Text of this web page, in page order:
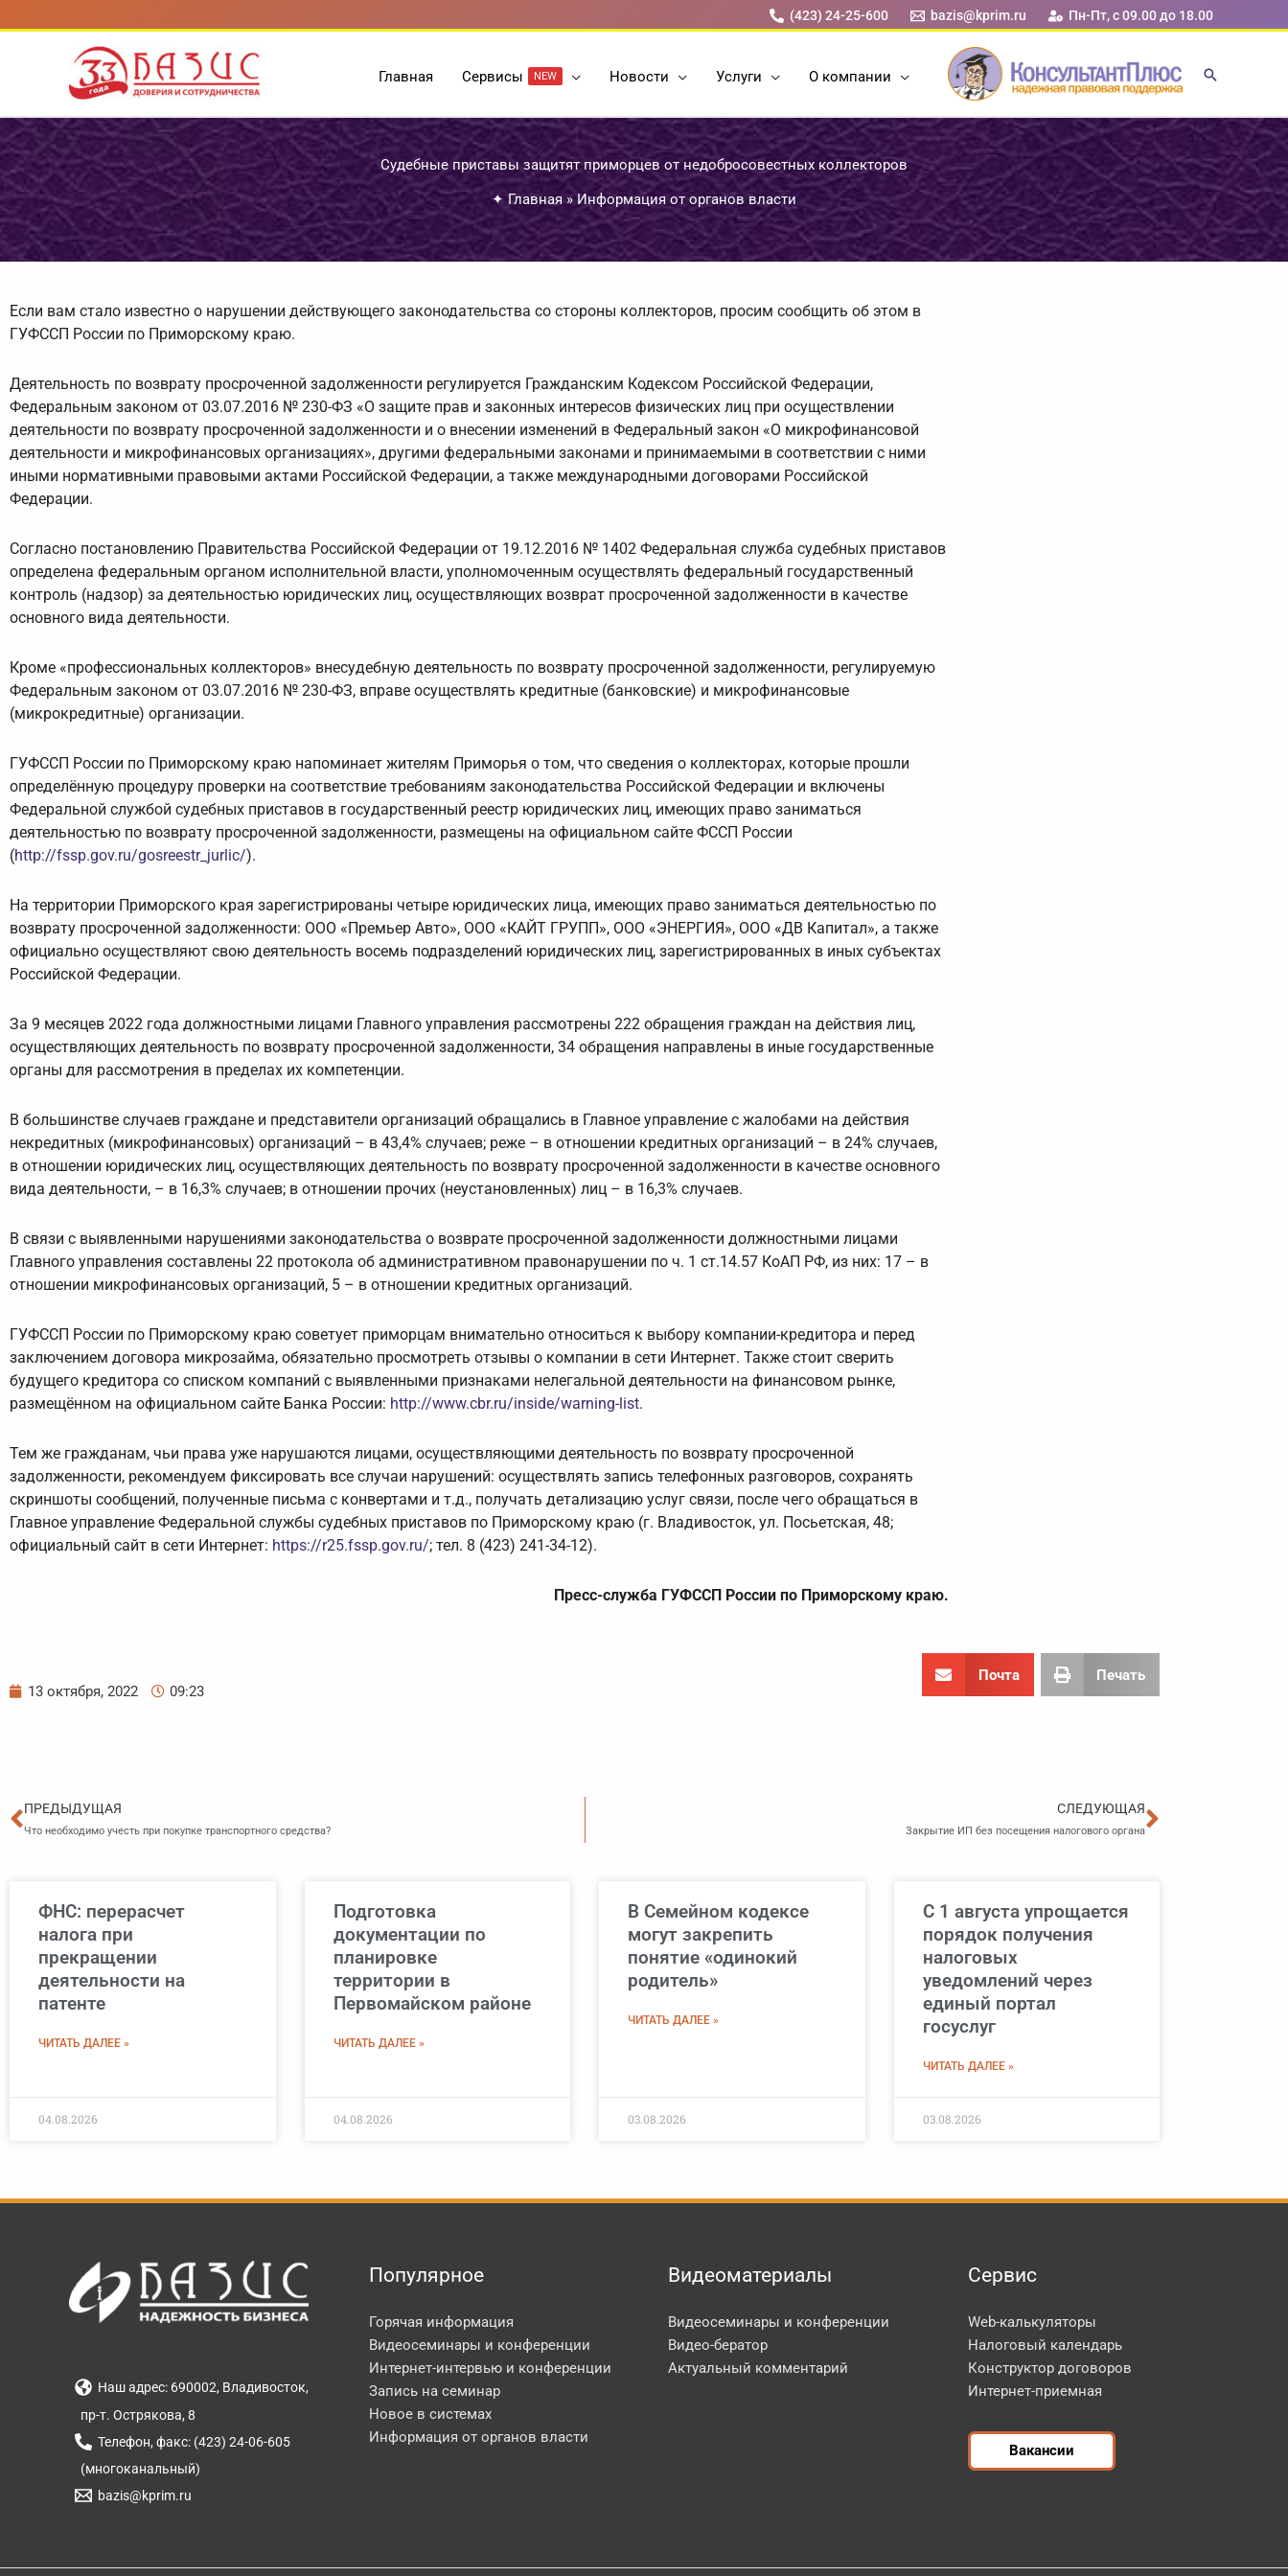
к
содержимому
(423) 24-25-600 bazis@kprim.ru Пн-Пт, с 09.00 до 18.00
Главная Cервисы NEW Новости Услуги О компании
Судебные приставы защитят приморцев от недобросовестных коллекторов
✦ Главная » Информация от органов власти
Если вам стало известно о нарушении действующего законодательства со стороны коллекторов, просим сообщить об этом в
ГУФССП России по Приморскому краю.
Деятельность по возврату просроченной задолженности регулируется Гражданским Кодексом Российской Федерации,
Федеральным законом от 03.07.2016 № 230-ФЗ «О защите прав и законных интересов физических лиц при осуществлении
деятельности по возврату просроченной задолженности и о внесении изменений в Федеральный закон «О микрофинансовой
деятельности и микрофинансовых организациях», другими федеральными законами и принимаемыми в соответствии с ними
иными нормативными правовыми актами Российской Федерации, а также международными договорами Российской
Федерации.
Согласно постановлению Правительства Российской Федерации от 19.12.2016 № 1402 Федеральная служба судебных приставов
определена федеральным органом исполнительной власти, уполномоченным осуществлять федеральный государственный
контроль (надзор) за деятельностью юридических лиц, осуществляющих возврат просроченной задолженности в качестве
основного вида деятельности.
Кроме «профессиональных коллекторов» внесудебную деятельность по возврату просроченной задолженности, регулируемую
Федеральным законом от 03.07.2016 № 230-ФЗ, вправе осуществлять кредитные (банковские) и микрофинансовые
(микрокредитные) организации.
ГУФССП России по Приморскому краю напоминает жителям Приморья о том, что сведения о коллекторах, которые прошли
определённую процедуру проверки на соответствие требованиям законодательства Российской Федерации и включены
Федеральной службой судебных приставов в государственный реестр юридических лиц, имеющих право заниматься
деятельностью по возврату просроченной задолженности, размещены на официальном сайте ФССП России
(http://fssp.gov.ru/gosreestr_jurlic/).
На территории Приморского края зарегистрированы четыре юридических лица, имеющих право заниматься деятельностью по
возврату просроченной задолженности: ООО «Премьер Авто», ООО «КАЙТ ГРУПП», ООО «ЭНЕРГИЯ», ООО «ДВ Капитал», а также
официально осуществляют свою деятельность восемь подразделений юридических лиц, зарегистрированных в иных субъектах
Российской Федерации.
За 9 месяцев 2022 года должностными лицами Главного управления рассмотрены 222 обращения граждан на действия лиц,
осуществляющих деятельность по возврату просроченной задолженности, 34 обращения направлены в иные государственные
органы для рассмотрения в пределах их компетенции.
В большинстве случаев граждане и представители организаций обращались в Главное управление с жалобами на действия
некредитных (микрофинансовых) организаций – в 43,4% случаев; реже – в отношении кредитных организаций – в 24% случаев,
в отношении юридических лиц, осуществляющих деятельность по возврату просроченной задолженности в качестве основного
вида деятельности, – в 16,3% случаев; в отношении прочих (неустановленных) лиц – в 16,3% случаев.
В связи с выявленными нарушениями законодательства о возврате просроченной задолженности должностными лицами
Главного управления составлены 22 протокола об административном правонарушении по ч. 1 ст.14.57 КоАП РФ, из них: 17 – в
отношении микрофинансовых организаций, 5 – в отношении кредитных организаций.
ГУФССП России по Приморскому краю советует приморцам внимательно относиться к выбору компании-кредитора и перед
заключением договора микрозайма, обязательно просмотреть отзывы о компании в сети Интернет. Также стоит сверить
будущего кредитора со списком компаний с выявленными признаками нелегальной деятельности на финансовом рынке,
размещённом на официальном сайте Банка России: http://www.cbr.ru/inside/warning-list.
Тем же гражданам, чьи права уже нарушаются лицами, осуществляющими деятельность по возврату просроченной
задолженности, рекомендуем фиксировать все случаи нарушений: осуществлять запись телефонных разговоров, сохранять
скриншоты сообщений, полученные письма с конвертами и т.д., получать детализацию услуг связи, после чего обращаться в
Главное управление Федеральной службы судебных приставов по Приморскому краю (г. Владивосток, ул. Посьетская, 48;
официальный сайт в сети Интернет: https://r25.fssp.gov.ru/; тел. 8 (423) 241-34-12).
Пресс-служба ГУФССП России по Приморскому краю.
13 октября, 2022 09:23
Почта Печать
Пред
ПРЕДЫДУЩАЯ
Что необходимо учесть при покупке транспортного средства?
СЛЕДУЮЩАЯ
Закрытие ИП без посещения налогового органа
ФНС: перерасчет
налога при
прекращении
деятельности на
патенте
ЧИТАТЬ ДАЛЕЕ »
04.08.2026
Подготовка
документации по
планировке
территории в
Первомайском районе
ЧИТАТЬ ДАЛЕЕ »
04.08.2026
В Семейном кодексе
могут закрепить
понятие «одинокий
родитель»
ЧИТАТЬ ДАЛЕЕ »
03.08.2026
С 1 августа упрощается
порядок получения
налоговых
уведомлений через
единый портал
госуслуг
ЧИТАТЬ ДАЛЕЕ »
03.08.2026
Наш адрес: 690002, Владивосток,
пр-т. Острякова, 8
Телефон, факс: (423) 24-06-605
(многоканальный)
bazis@kprim.ru
Популярное
Горячая информация
Видеосеминары и конференции
Интернет-интервью и конференции
Запись на семинар
Новое в системах
Информация от органов власти
Видеоматериалы
Видеосеминары и конференции
Видео-бератор
Актуальный комментарий
Сервис
Web-калькуляторы
Налоговый календарь
Конструктор договоров
Интернет-приемная
Вакансии